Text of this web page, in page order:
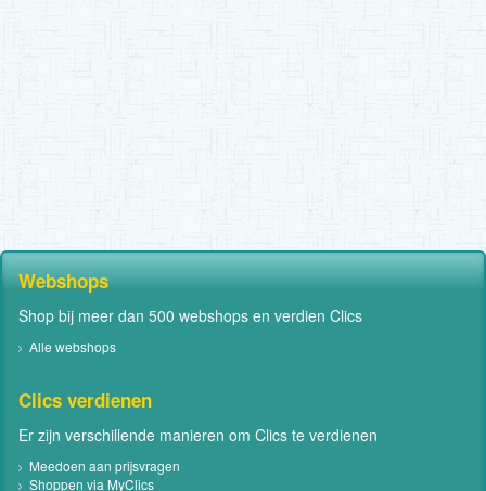
Webshops
Shop bij meer dan 500 webshops en verdien Clics
Alle webshops
Clics verdienen
Er zijn verschillende manieren om Clics te verdienen
Meedoen aan prijsvragen
Shoppen via MyClics